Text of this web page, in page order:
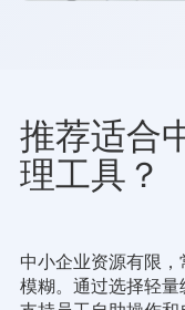
推荐适合
理工具？
中小企业资源有限
模糊。通过选择轻